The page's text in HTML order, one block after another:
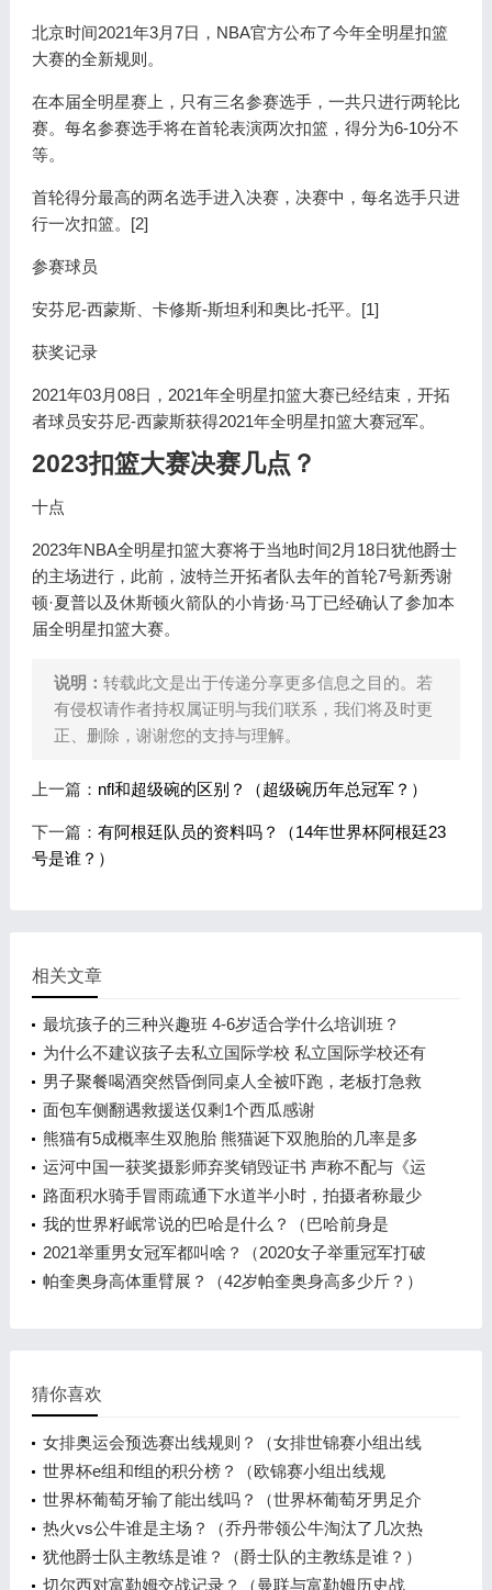
北京时间2021年3月7日，NBA官方公布了今年全明星扣篮
大赛的全新规则。
在本届全明星赛上，只有三名参赛选手，一共只进行两轮比
赛。每名参赛选手将在首轮表演两次扣篮，得分为6-10分不
等。
首轮得分最高的两名选手进入决赛，决赛中，每名选手只进
行一次扣篮。[2]
参赛球员
安芬尼-西蒙斯、卡修斯-斯坦利和奥比-托平。[1]
获奖记录
2021年03月08日，2021年全明星扣篮大赛已经结束，开拓
者球员安芬尼-西蒙斯获得2021年全明星扣篮大赛冠军。
2023扣篮大赛决赛几点？
十点
2023年NBA全明星扣篮大赛将于当地时间2月18日犹他爵士
的主场进行，此前，波特兰开拓者队去年的首轮7号新秀谢
顿·夏普以及休斯顿火箭队的小肯扬·马丁已经确认了参加本
届全明星扣篮大赛。
说明： 转载此文是出于传递分享更多信息之目的。若
有侵权请作者持权属证明与我们联系，我们将及时更
正、删除，谢谢您的支持与理解。
上一篇： nfl和超级碗的区别？（超级碗历年总冠军？）
下一篇： 有阿根廷队员的资料吗？（14年世界杯阿根廷23
号是谁？）
相关文章
最坑孩子的三种兴趣班 4-6岁适合学什么培训班？
为什么不建议孩子去私立国际学校 私立国际学校还有
前途吗？
男子聚餐喝酒突然昏倒同桌人全被吓跑，老板打急救
电话
面包车侧翻遇救援送仅剩1个西瓜感谢
熊猫有5成概率生双胞胎 熊猫诞下双胞胎的几率是多
少？
运河中国一获奖摄影师弃奖销毁证书 声称不配与《运
河魅影》共同获奖
路面积水骑手冒雨疏通下水道半小时，拍摄者称最少
有半个小时
我的世界籽岷常说的巴哈是什么？（巴哈前身是
谁？）
2021举重男女冠军都叫啥？（2020女子举重冠军打破
几项奥运纪录？）
帕奎奥身高体重臂展？（42岁帕奎奥身高多少斤？）
猜你喜欢
女排奥运会预选赛出线规则？（女排世锦赛小组出线
规则？）
世界杯e组和f组的积分榜？（欧锦赛小组出线规
则？）
世界杯葡萄牙输了能出线吗？（世界杯葡萄牙男足介
绍？）
热火vs公牛谁是主场？（乔丹带领公牛淘汰了几次热
火？）
犹他爵士队主教练是谁？（爵士队的主教练是谁？）
切尔西对富勒姆交战记录？（曼联与富勒姆历史战